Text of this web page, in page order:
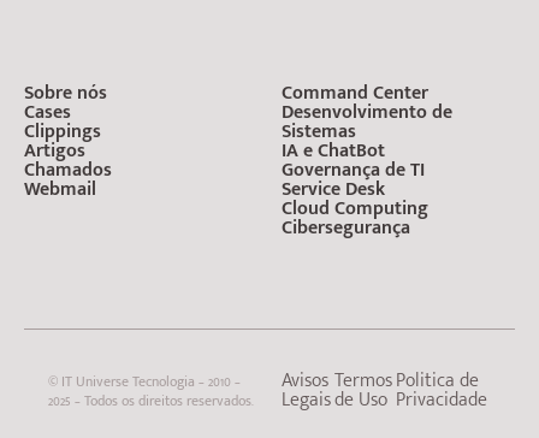
Sobre nós
Cases
Clippings
Artigos
Chamados
Webmail
Command Center
Desenvolvimento de
Sistemas
IA e ChatBot
Governança de TI
Service Desk
Cloud Computing
Cibersegurança
© IT Universe Tecnologia – 2010 –
2025 – Todos os direitos reservados.
Avisos
Legais
Termos
de Uso
Politica de
Privacidade